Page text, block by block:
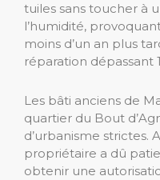
tuiles sans toucher à
l’humidité,
moins d’un an plus
réparation dépassant
Les bâti anciens de
quartier du Bout
d’urbanisme strictes.
propriétaire a dû
obtenir une